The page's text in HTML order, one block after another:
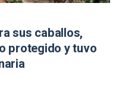
sus caballos,
protegido y tuvo